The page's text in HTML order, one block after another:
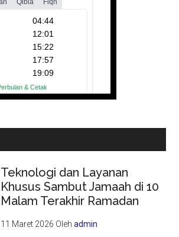
Teknologi dan Layanan
Khusus Sambut Jamaah di 10
Malam Terakhir Ramadan
11 Maret 2026 Olehadmin